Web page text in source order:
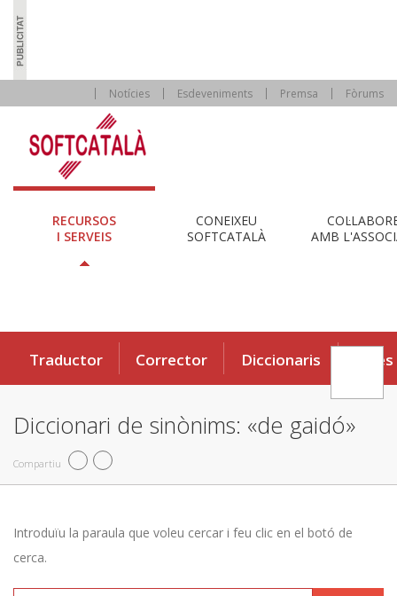
Notícies Esdeveniments Premsa Fòrums
RECURSOS
I SERVEIS
CONEIXEU
SOFTCATALÀ
AMB
Traductor Corrector Diccionaris Eines
Diccionari de sinònims: «de gaidó»
Compartiu
Introduïu la paraula que voleu cercar i feu clic en el botó de
cerca.